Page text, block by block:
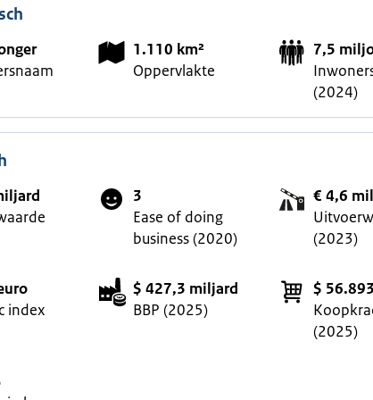
1.110 km²
Oppervlakte
7,5
(2024)
3
Ease of doing
business (2020)
€ 4,6
(2023)
index
$ 427,3 miljard
BBP (2025)
$ 56.893
(2025)